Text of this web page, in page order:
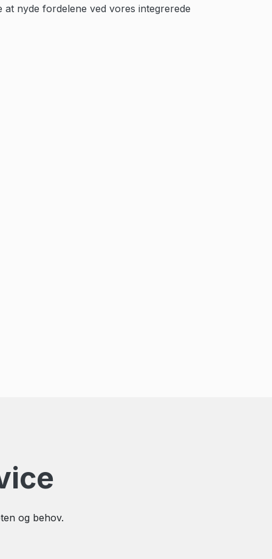
nyde fordelene ved vores integrerede
og behov.